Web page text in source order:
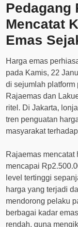
Pedagang
Mencatat
Emas
Harga emas
pada Kamis, 22
di sejumlah platform
Rajaemas dan
ritel. Di Jakarta,
tren penguatan
masyarakat
Rajaemas mencatat
mencapai
level tertinggi
harga yang terjadi
mendorong pelaku
berbagai kadar
rendah, guna